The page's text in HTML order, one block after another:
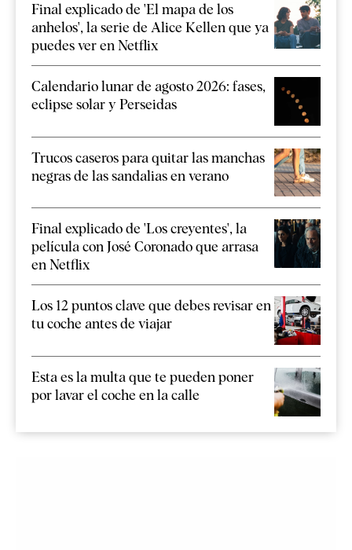
Final explicado de 'El mapa de los
anhelos', la serie de Alice Kellen que ya
puedes ver en Netflix
Calendario lunar de agosto 2026: fases,
eclipse solar y Perseidas
Trucos caseros para quitar las manchas
negras de las sandalias en verano
Final explicado de 'Los creyentes', la
película con José Coronado que arrasa
en Netflix
Los 12 puntos clave que debes revisar en
tu coche antes de viajar
Esta es la multa que te pueden poner
por lavar el coche en la calle